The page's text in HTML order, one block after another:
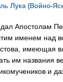
Лука (Войно-
дал Апостолам
именем над
имеющая
им названия
и